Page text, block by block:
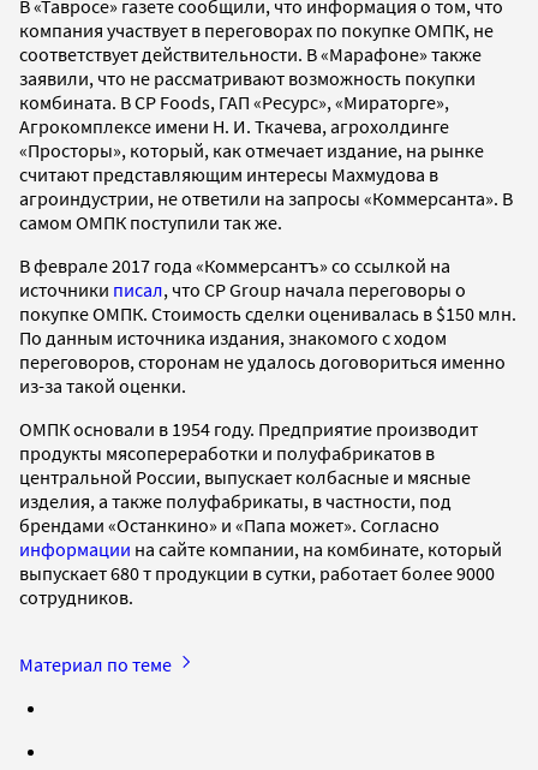
В «Тавросе» газете сообщили, что информация о том, что
компания участвует в переговорах по покупке ОМПК, не
соответствует действительности. В «Марафоне» также
заявили, что не рассматривают возможность покупки
комбината. В CP Foods, ГАП «Ресурс», «Мираторге»,
Агрокомплексе имени Н. И. Ткачева, агрохолдинге
«Просторы», который, как отмечает издание, на рынке
считают представляющим интересы Махмудова в
агроиндустрии, не ответили на запросы «Коммерсанта». В
самом ОМПК поступили так же.
В феврале 2017 года «Коммерсантъ» со ссылкой на
источники писал, что CP Group начала переговоры о
покупке ОМПК. Стоимость сделки оценивалась в $150 млн.
По данным источника издания, знакомого с ходом
переговоров, сторонам не удалось договориться именно
из-за такой оценки.
ОМПК основали в 1954 году. Предприятие производит
продукты мясопереработки и полуфабрикатов в
центральной России, выпускает колбасные и мясные
изделия, а также полуфабрикаты, в частности, под
брендами «Останкино» и «Папа может». Согласно
информации на сайте компании, на комбинате, который
выпускает 680 т продукции в сутки, работает более 9000
сотрудников.
Материал по теме